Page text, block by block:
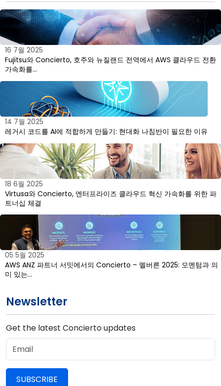
16 7월 2025
Fujitsu와 Concierto, 호주와 뉴질랜드 전역에서 AWS 클라우드 전환
가속화를…
14 7월 2025
레거시 코드를 AI에 적합하게 만들기: 현대화 나침반이 필요한 이유
18 6월 2025
Virtusa와 Concierto, 엔터프라이즈 클라우드 혁신 가속화를 위한 파
트너십 체결
05 5월 2025
AWS ANZ 파트너 서밋에서의 Concierto – 멜버른 2025: 모멘텀과 의
미 있는…
Newsletter
Get the latest Concierto updates
SUBSCRIBE